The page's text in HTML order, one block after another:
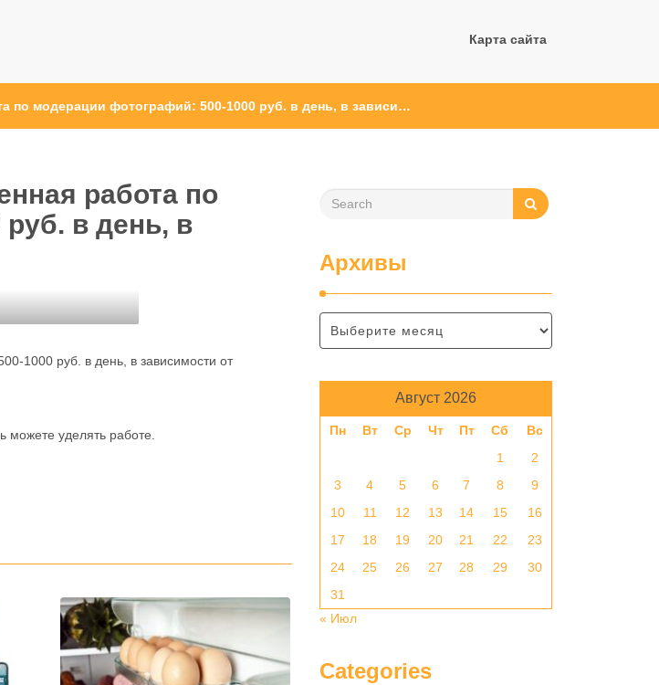
Карта сайта
по модерации фотографий: 500-1000 руб. в день, в зависи…
работа по
в день, в
1000 руб. в день, в зависимости от
можете уделять работе.
Архивы
Август 2026
Пн Вт Ср Чт Пт Сб
Вс
1
2
3
4 5 6 7 8
9
10
11 12 13 14 15
16
17
18 19 20 21 22
23
24
25 26 27 28 29
30
31
« Июл
Categories